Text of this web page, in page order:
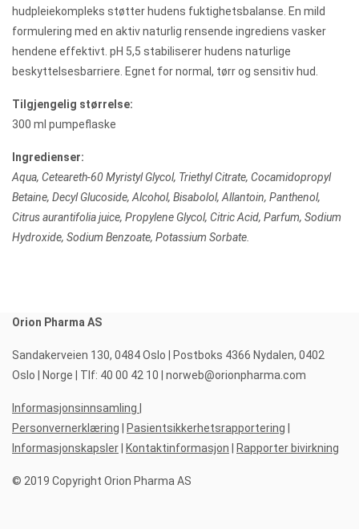
hudpleiekompleks støtter hudens fuktighetsbalanse. En mild
formulering med en aktiv naturlig rensende ingrediens vasker
hendene effektivt. pH 5,5 stabiliserer hudens naturlige
beskyttelsesbarriere. Egnet for normal, tørr og sensitiv hud.
Tilgjengelig størrelse:
300 ml pumpeflaske
Ingredienser:
Aqua, Ceteareth-60 Myristyl Glycol, Triethyl Citrate, Cocamidopropyl
Betaine, Decyl Glucoside, Alcohol, Bisabolol, Allantoin, Panthenol,
Citrus aurantifolia juice, Propylene Glycol, Citric Acid, Parfum, Sodium
Hydroxide, Sodium Benzoate, Potassium Sorbate.
Orion Pharma AS
Sandakerveien 130, 0484 Oslo | Postboks 4366 Nydalen, 0402
Oslo | Norge | Tlf: 40 00 42 10 | norweb@orionpharma.com
Informasjonsinnsamling
Personvernerklæring
Pasientsikkerhetsrapportering
Informasjonskapsler
Kontaktinformasjon Rapporter bivirkning
© 2019 Copyright Orion Pharma AS